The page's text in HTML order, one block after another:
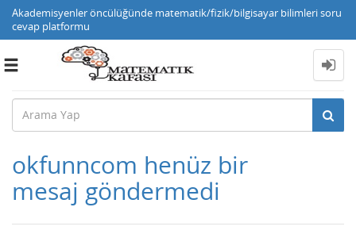
Akademisyenler öncülüğünde matematik/fizik/bilgisayar bilimleri soru
cevap platformu
Toggle
okfunncom henüz bir
mesaj göndermedi